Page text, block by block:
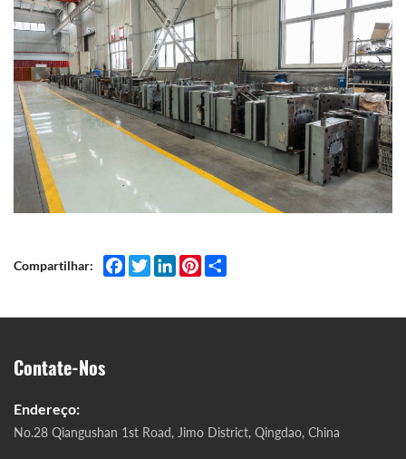
Compartilhar: Facebook
TwitterLinkedInPinterest
Contate-Nos
Endereço:
No.28 Qiangushan 1st Road, Jimo District, Qingdao, China